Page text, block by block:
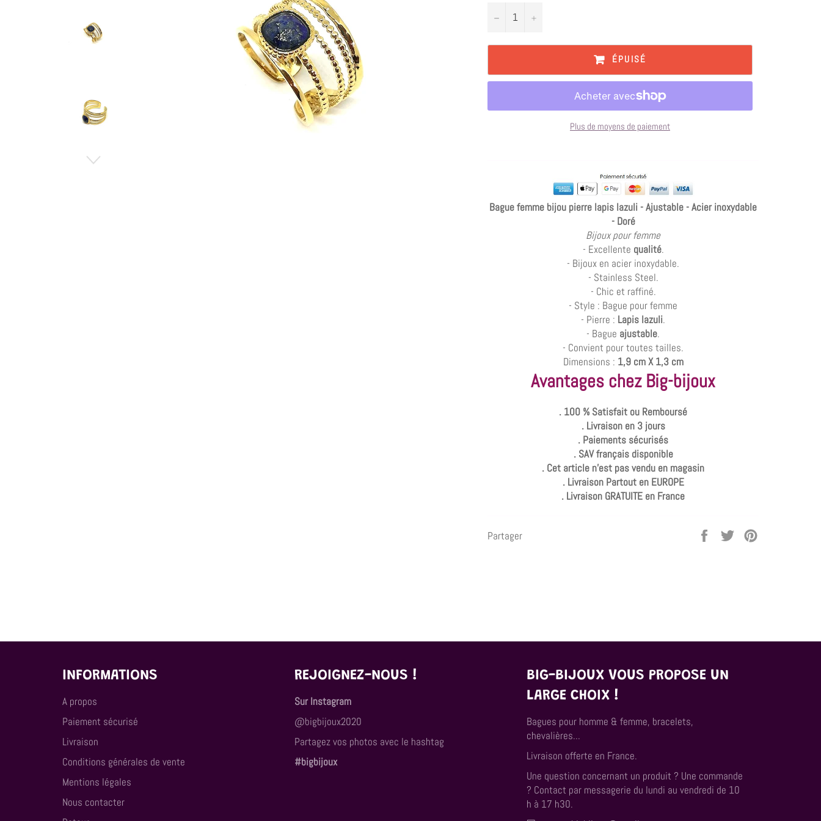
− +
ÉPUISÉ
Plus de moyens de paiement
Bague femme bijou pierre lapis lazuli - Ajustable - Acier inoxydable
- Doré
Bijoux pour femme
- Excellente qualité.
- Bijoux en acier inoxydable.
- Stainless Steel.
- Chic et raffiné.
- Style : Bague pour femme
- Pierre : Lapis lazuli.
- Bague ajustable.
- Convient pour toutes tailles.
Dimensions : 1,9 cm X 1,3 cm
Avantages chez Big-bijoux
. 100 % Satisfait ou Remboursé
. Livraison en 3 jours
. Paiements sécurisés
. SAV français disponible
. Cet article n'est pas vendu en magasin
. Livraison Partout en EUROPE
. Livraison GRATUITE en France
Partager
PartagerTweeter
INFORMATIONS
A propos
Paiement sécurisé
Livraison
Conditions générales de vente
Mentions légales
Nous contacter
REJOIGNEZ-NOUS !
Sur Instagram
@bigbijoux2020
Partagez vos photos avec le hashtag
#bigbijoux
BIG-BIJOUX VOUS PROPOSE UN
LARGE CHOIX !
Bagues pour homme & femme, bracelets,
chevalières...
Livraison offerte en France.
Une question concernant un produit ? Une commande
? Contact par messagerie du lundi au vendredi de 10
h à 17 h30.